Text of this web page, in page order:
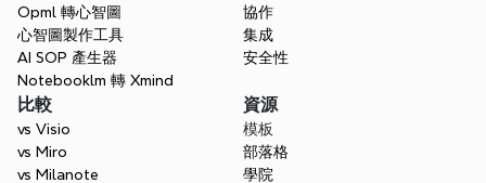
Opml 轉心智圖
心智圖製作工具
AI SOP 產生器
Notebooklm 轉 Xmind
協作
集成
安全性
比較
vs Visio
vs Miro
vs Milanote
資源
模板
部落格
學院